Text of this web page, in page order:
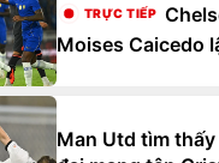
Moises Caicedo
Man Utd tìm